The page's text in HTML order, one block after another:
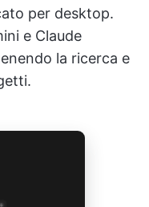
per desktop.
e Claude
la ricerca e